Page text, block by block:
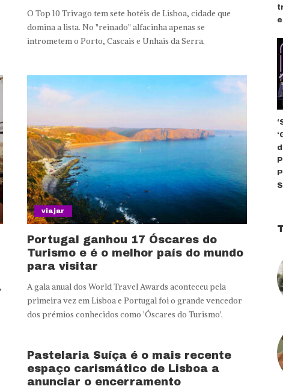
O Top 10 Trivago tem sete hotéis de Lisboa, cidade que
domina a lista. No "reinado" alfacinha apenas se
intrometem o Porto, Cascais e Unhais da Serra.
viajar
Portugal ganhou 17 Óscares do
Turismo e é o melhor país do mundo
para visitar
A gala anual dos World Travel Awards aconteceu pela
primeira vez em Lisboa e Portugal foi o grande vencedor
dos prémios conhecidos como 'Óscares do Turismo'.
Pastelaria Suíça é o mais recente
espaço carismático de Lisboa a
anunciar o encerramento